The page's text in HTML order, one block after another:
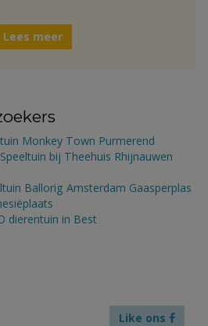
Lees meer
Monkey Town Purmerend
Speeltuin bij Theehuis Rhijnauwen
Ballorig Amsterdam Gaasperplas
dierentuin in Best
Like ons